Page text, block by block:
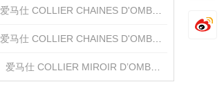
爱马仕 COLLIER CHAINES D'OMBRE项链 项链
爱马仕 COLLIER CHAINES D'OMBRE项链 项链
爱马仕 COLLIER MIROIR D’OMBRE项链 项链